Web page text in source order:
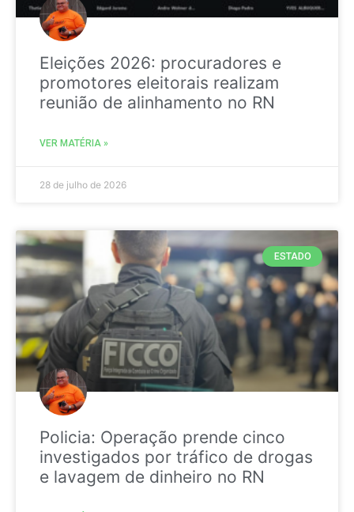
Eleições 2026: procuradores e
promotores eleitorais realizam
reunião de alinhamento no RN
VER MATÉRIA »
28 de julho de 2026
ESTADO
Policia: Operação prende cinco
investigados por tráfico de drogas
e lavagem de dinheiro no RN